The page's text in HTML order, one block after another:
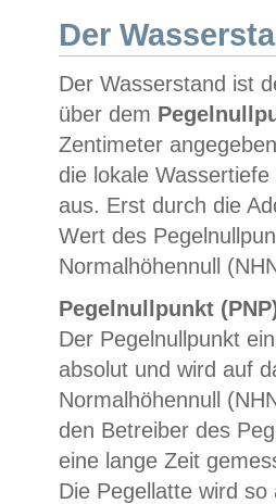
Der
Der Wasserstand ist
über dem
Zentimeter
die lokale
aus. Erst durch die
Wert des
Normalhöhennull
Pegelnullpunkt
Der Pegelnullpunkt
absolut und wird auf
Normalhöhennull
den Betreiber des
eine lange Zeit
Die Pegellatte wird